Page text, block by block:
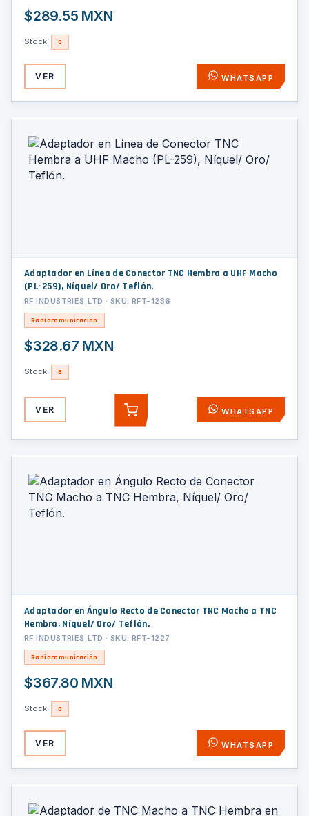
$289.55 MXN
Stock: 0
VER WHATSAPP
Adaptador en Línea de Conector TNC Hembra a UHF Macho
(PL-259), Níquel/ Oro/ Teflón.
RF INDUSTRIES,LTD · SKU: RFT-1236
Radiocomunicación
$328.67 MXN
Stock: 6
VER AGREGAR WHATSAPP
Adaptador en Ángulo Recto de Conector TNC Macho a TNC
Hembra, Níquel/ Oro/ Teflón.
RF INDUSTRIES,LTD · SKU: RFT-1227
Radiocomunicación
$367.80 MXN
Stock: 0
VER WHATSAPP